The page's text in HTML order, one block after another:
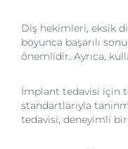
Diş hekimleri, eksik
boyunca başarılı
önemlidir. Ayrıca,
İmplant tedavisi için
standartlarıyla
tedavisi, deneyimli